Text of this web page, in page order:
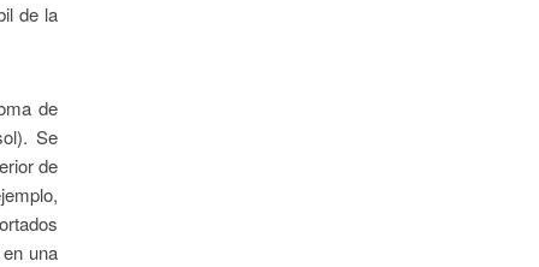
de la
de
Se
de
una